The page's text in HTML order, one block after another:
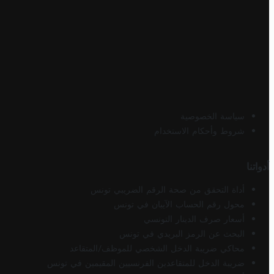
سياسة الخصوصية
شروط وأحكام الاستخدام
أدواتنا
أداة التحقق من صحة الرقم الضريبي تونس
محول رقم الحساب الآيبان في تونس
أسعار صرف الدينار التونسي
البحث عن الرمز البريدي في تونس
محاكي ضريبة الدخل الشخصي للموظف/المتقاعد
ضريبة الدخل للمتقاعدين الفرنسيين المقيمين في تونس